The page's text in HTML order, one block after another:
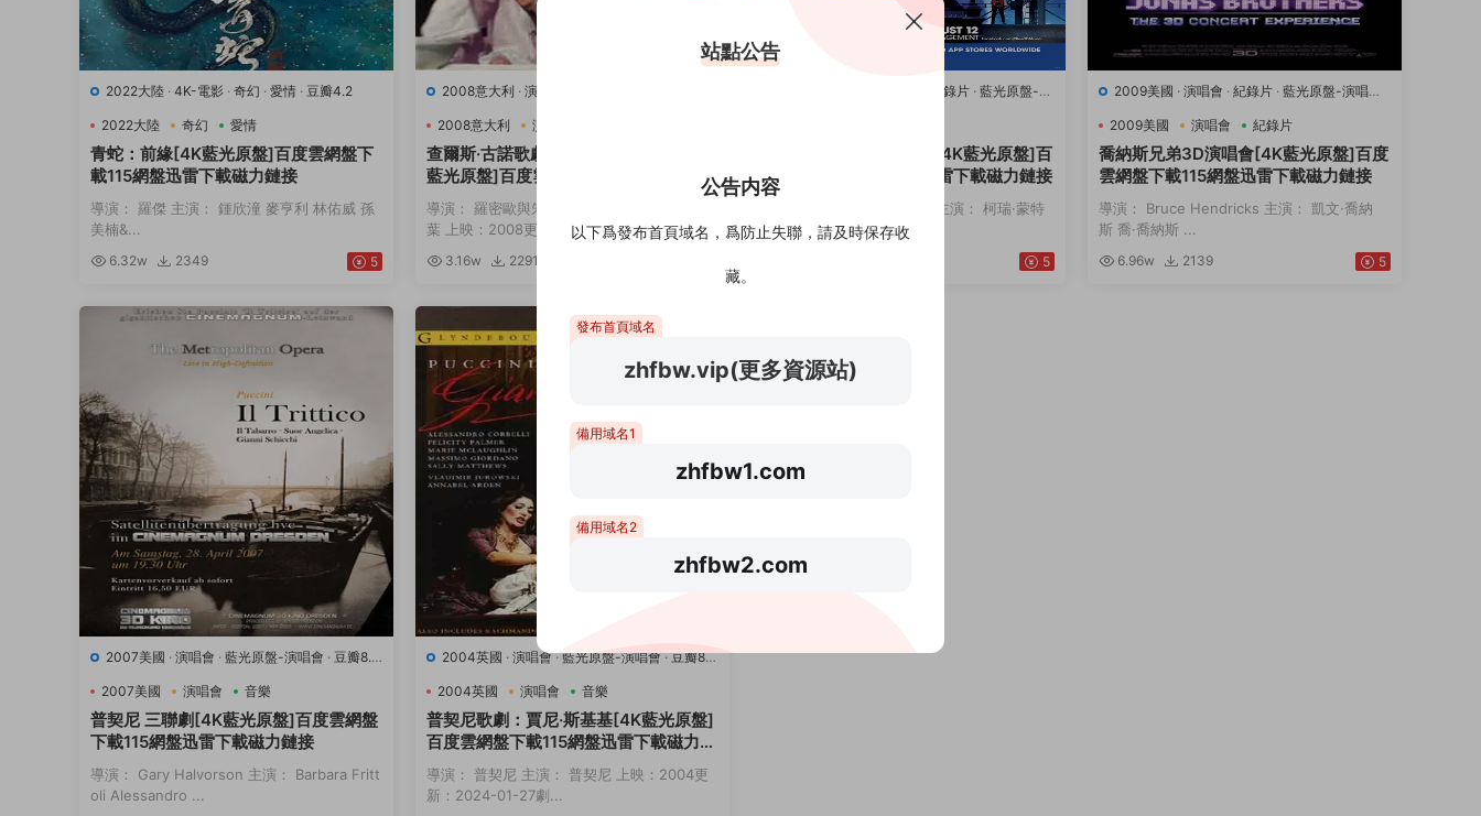
2022大陸 · 4K-電影 · 奇幻 · 愛情 · 豆瓣4.2
2022大陸 奇幻 愛情
青蛇：前緣[4K藍光原盤]百度雲網盤下
載115網盤迅雷下載磁力鏈接
導演： 羅傑 主演： 鍾欣潼 麥亨利 林佑威 孫
美楠&...
6.32w 2349 5
2008意大利 · 演唱會
2008意大利
演唱會
查爾斯·古諾歌劇：羅密歐與朱麗葉[4K
藍光原盤]百度雲網盤下載115網盤迅雷
下載磁力鏈接
導演： 羅密歐與朱麗葉 主演： 羅密歐與朱麗
葉 上映：2008更...
3.16w 2291
紀錄片 · 藍光原盤-演
歡樂合唱團：3D演唱會[4K藍光原盤]百
度雲網盤下載115網盤迅雷下載磁力鏈接
導演： Kevin Tancharoen 主演： 柯瑞·蒙特
斯 迪安娜·阿格隆&...
5
2009美國 · 演唱會 · 紀錄片 · 藍光原盤-演唱會
2009美國
演唱會 紀錄片
喬納斯兄弟3D演唱會[4K藍光原盤]百度
雲網盤下載115網盤迅雷下載磁力鏈接
導演： Bruce Hendricks 主演： 凱文·喬納
斯 喬·喬納斯 ...
6.96w 2139 5
2007美國 · 演唱會 · 藍光原盤-演唱會 · 豆瓣8.9
2007美國
演唱會 音樂
普契尼 三聯劇[4K藍光原盤]百度雲網盤
下載115網盤迅雷下載磁力鏈接
導演： Gary Halvorson 主演： Barbara Fritt
oli Alessandro ...
2004英國 · 演唱會·藍光原盤-演唱會·豆瓣8.2
2004英國
演唱會 音樂
普契尼歌劇：賈尼·斯基基[4K藍光原盤]
百度雲網盤下載115網盤迅雷下載磁力鏈
接
導演： 普契尼 主演： 普契尼 上映：2004更
新：2024-01-27劇...
站點公告
公告内容
以下爲發布首頁域名，爲防止失聯，請及時保存收
藏。
發布首頁域名
zhfbw.vip(更多資源站)
備用域名1
zhfbw1.com
備用域名2
zhfbw2.com